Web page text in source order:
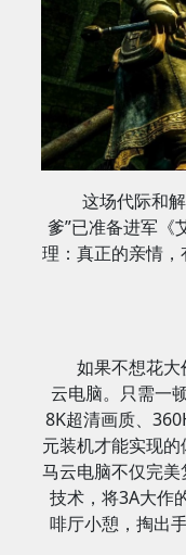
这场代际和
爹”已准备进军《
理：真正的亲情
如果不想花
云电脑。只需一
8K超清画质、
元装机才能实现
马云电脑不仅完
技术，将3A大作
啡厅小憩，掏出